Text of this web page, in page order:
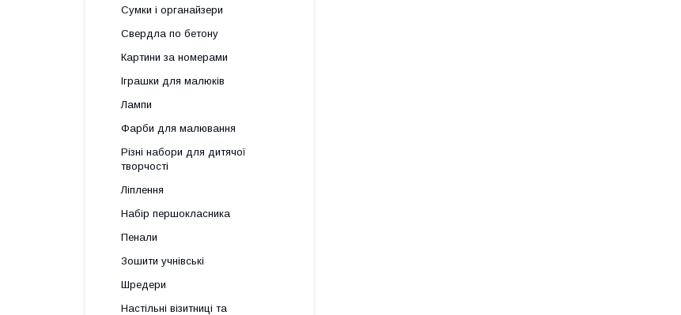
Сумки і органайзери
Свердла по бетону
Картини за номерами
Іграшки для малюків
Лампи
Фарби для малювання
Різні набори для дитячої
творчості
Ліплення
Набір першокласника
Пенали
Зошити учнівські
Шредери
Настільні візитниці та